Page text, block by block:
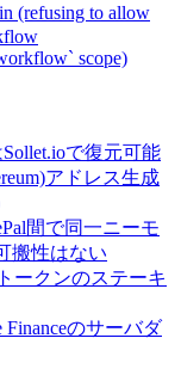
(refusing to allow
scope)
で復元可能
アドレス生成
間で同一ニーモ
搬性はない
ークンのステーキ
のサーバダ